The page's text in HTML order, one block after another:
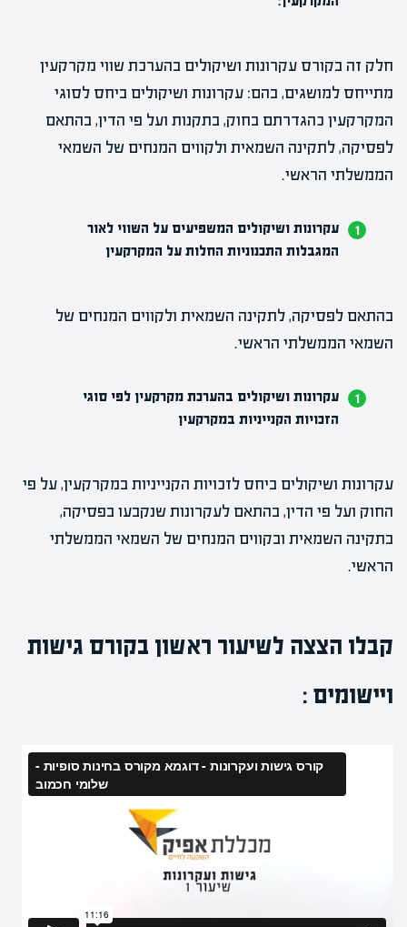
חלק זה בקורס עקרונות ושיקולים בהערכת שווי מקרקעין
מתייחס למושגים, בהם: עקרונות ושיקולים ביחס לסוגי
המקרקעין כהגדרתם בחוק, בתקנות ועל פי הדין, בהתאם
לפסיקה, לתקינה השמאית ולקווים המנחים של השמאי
הממשלתי הראשי.
עקרונות ושיקולים המשפיעים על השווי לאור
המגבלות התכנוניות החלות על המקרקעין
בהתאם לפסיקה, לתקינה השמאית ולקווים המנחים של
השמאי הממשלתי הראשי.
עקרונות ושיקולים בהערכת מקרקעין לפי סוגי
הזכויות הקנייניות במקרקעין
עקרונות ושיקולים ביחס לזכויות הקנייניות במקרקעין, על פי
החוק ועל פי הדין, בהתאם לעקרונות שנקבעו בפסיקה,
בתקינה השמאית ובקווים המנחים של השמאי הממשלתי
הראשי.
קבלו הצצה לשיעור ראשון בקורס גישות
ויישומים :